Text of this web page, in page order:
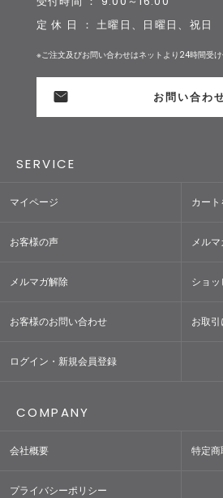
定 休 日 ： 土曜日、日曜日、祝日
※ご注文及びお問い合わせはネットより24時間受け
お問い合わ
SERVICE
マイページ カー
お客様の声 メル
メルマガ解除 ショ
お客様のお問い合わせ お取
ログイン・新規会員登録
COMPANY
会社概要 特定
プライバシーポリシー